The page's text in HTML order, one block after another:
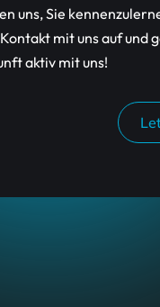
uns, Sie
mit uns auf und
aktiv mit uns!